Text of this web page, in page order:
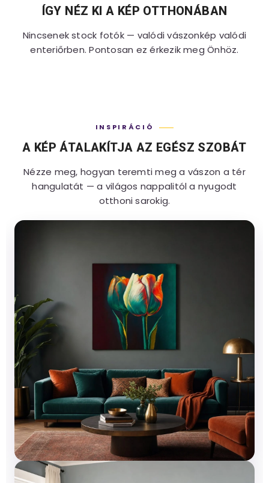
ÍGY NÉZ KI A KÉP OTTHONÁBAN
Nincsenek stock fotók — valódi vászonkép valódi
enteriőrben. Pontosan ez érkezik meg Önhöz.
INSPIRÁCIÓ
A KÉP ÁTALAKÍTJA AZ EGÉSZ SZOBÁT
Nézze meg, hogyan teremti meg a vászon a tér
hangulatát — a világos nappalitól a nyugodt
otthoni sarokig.